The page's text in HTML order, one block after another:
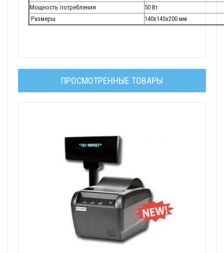
Мощность потребления
50 Вт
Размеры
140х145х200 мм
ПРОСМОТРЕННЫЕ ТОВАРЫ